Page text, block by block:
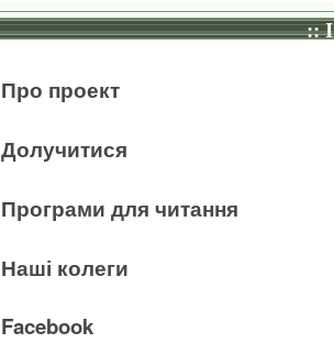
::
Про проект
Долучитися
Програми для читання
Наші колеги
Facebook